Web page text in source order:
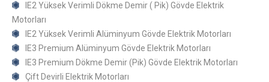
IE2 Yüksek Verimli Dökme Demir ( Pik) Gövde Elektrik
Motorları
IE2 Yüksek Verimli Alüminyum Gövde Elektrik Motorları
IE3 Premium Alüminyum Gövde Elektrik Motorları
IE3 Premium Dökme Demir (Pik) Gövde Elektrik Motorları
Çift Devirli Elektrik Motorları